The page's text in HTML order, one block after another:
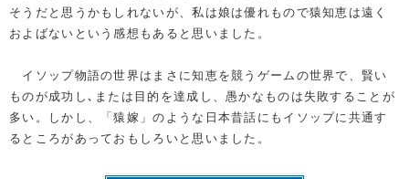
そうだと思うかもしれないが、私は娘は優れもので猿知恵は遠く
およばないという感想もあると思いました。
イソップ物語の世界はまさに知恵を競うゲームの世界で、賢い
ものが成功し､または目的を達成し、愚かなものは失敗することが
多い。しかし、「猿嫁」のような日本昔話にもイソップに共通す
るところがあっておもしろいと思いました。